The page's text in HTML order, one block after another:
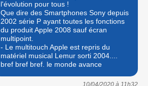
l'évolution pour tous !
Que dire des Smartphones Sony depuis
2002 série P ayant toutes les fonctions
du produit Apple 2008 sauf écran
multipoint.
- Le multitouch Apple est repris du
matériel musical Lemur sorti 2004....
bref bref bref. le monde avance
10/04/2020 à 11h32